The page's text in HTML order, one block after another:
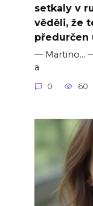
setkaly v
věděli, že
předurčen
— Martino…
a
0 60